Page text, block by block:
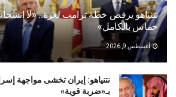
نتنياهو يرفض خطة ترامب لغزة.. «لا
حماس بالكامل»
أغسطس 9, 2026
نتنياهو: إيران تخشى مواجهة
بـ«ضربة قوية»